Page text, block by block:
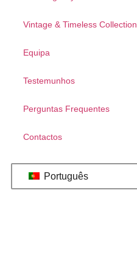
Vintage & Timeless Collection
Equipa
Testemunhos
Perguntas Frequentes
Contactos
Português